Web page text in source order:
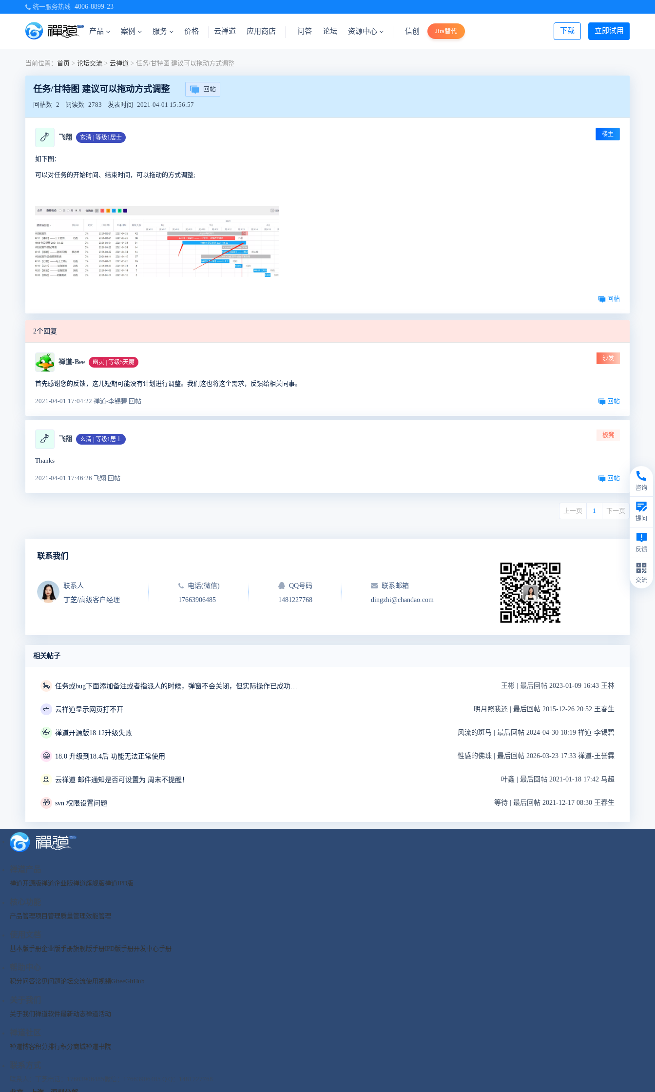
统一服务热线 4006-8899-23
产品 案例 服务 价格 立即试用
下载
云禅道 应用商店 问答 论坛 资源中心 信创 Jira替代 登录/注册
当前位置： 首页 > 论坛交流 > 云禅道 > 任务/甘特图 建议可以拖动方式调整
任务/甘特图 建议可以拖动方式调整 回帖
回帖数 2 阅读数 2783 发表时间 2021-04-01 15:56:57
🍤 飞翔 玄清 | 等级1居士 楼主
如下图：
可以对任务的开始时间、结束时间，可以拖动的方式调整;
回帖
2个回复
禅道-Bee 幽灵 | 等级5天魔
沙发
首先感谢您的反馈，这儿短期可能没有计划进行调整。我们这也将这个需求，反馈给相关同事。
2021-04-01 17:04:22 禅道-李锡碧 回帖 回帖
🍤 飞翔 玄清 | 等级1居士
板凳
Thanks
2021-04-01 17:46:26 飞翔 回帖 回帖
上一页 1 下一页
联系我们
联系人
丁芝/高级客户经理
电话(微信)
17663906485
QQ号码
1481227768
联系邮箱
dingzhi@chandao.com
相关帖子
🎠 任务或bug下面添加备注或者指派人的时候，弹窗不会关闭，但实际操作已成功，浏览器控制台可以看到报错 王彬 最后回帖 2023-01-09 16:43 王林
🥙 云禅道显示网页打不开 明月照我还 最后回帖 2015-12-26 20:52 王春生
🌺 禅道开源版18.12升级失败 风流的斑马 最后回帖 2024-04-30 18:19 禅道-李锡碧
😀 18.0 升级到18.4后 功能无法正常使用 性感的佛珠 最后回帖 2026-03-23 17:33 禅道-王誉霖
🚢 云禅道 邮件通知是否可设置为 周末不提醒！ 叶鑫 最后回帖 2021-01-18 17:42 马超
🎁 svn 权限设置问题 等待 最后回帖 2021-12-17 08:30 王春生
禅道产品
禅道开源版禅道企业版禅道旗舰版禅道IPD版
核心功能
产品管理项目管理质量管理效能管理
使用文档
基本版手册企业版手册旗舰版手册IPD版手册开发中心手册
帮助中心
积分问答常见问题论坛交流使用视频GiteeGitHub
关于我们
关于我们禅道软件最新动态禅道活动
禅道社区
禅道博客积分排行积分商城禅道书院
联系方式
联系人：丁芝 电话：17663906485 微信：17663906485
Q Q：1481227768
咨询
提问
反馈
交流